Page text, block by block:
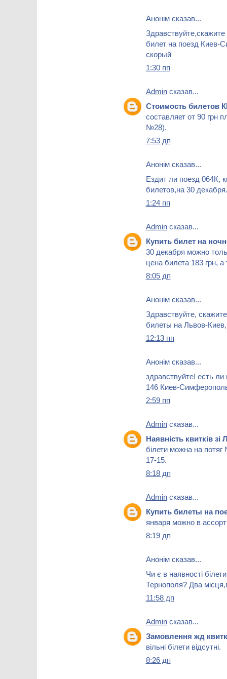
Анонім сказав...
билет на поезд Киев-
скорый
1:30 пп
Adminсказав...
Стоимость
составляет от 90 грн
№28).
7:53 дп
Анонім сказав...
Ездит ли поезд 064К,
билетов,на 30 декабря.
1:24 пп
Adminсказав...
Купить билет на
30 декабря можно
цена билета 183 грн,
8:05 дп
Анонім сказав...
Здравствуйте,
билеты на Львов-
12:13 пп
Анонім сказав...
здравствуйте! есть
146 Киев-
2:59 пп
Adminсказав...
Наявність квитків зі
білети можна на потяг
17-15.
8:18 дп
Adminсказав...
Купить билеты на
января можно в
8:19 дп
Анонім сказав...
Чи є в наявності
Тернополя? Два
11:58 дп
Adminсказав...
Замовлення жд
вільні білети відсутні.
8:26 дп